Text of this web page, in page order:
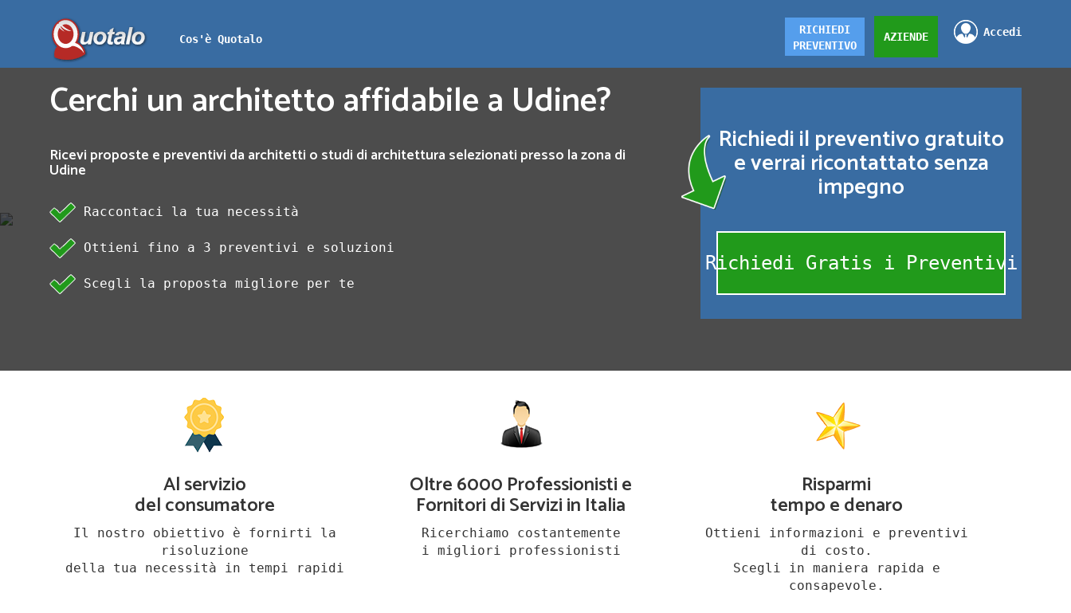
Cos'è Quotalo
Accedi
AZIENDE
RICHIEDI
PREVENTIVO
Cerchi un architetto affidabile a Udine?
Ricevi proposte e preventivi da architetti o studi di architettura selezionati presso la zona di
Udine
Raccontaci la tua necessità
Ottieni fino a 3 preventivi e soluzioni
Scegli la proposta migliore per te
Richiedi il preventivo gratuito
e verrai ricontattato senza
impegno
Richiedi Gratis i Preventivi
Al servizio
del consumatore
Il nostro obiettivo è fornirti la
risoluzione
della tua necessità in tempi rapidi
Oltre 6000 Professionisti e
Fornitori di Servizi in Italia
Ricerchiamo costantemente
i migliori professionisti
Risparmi
tempo e denaro
Ottieni informazioni e preventivi
di costo.
Scegli in maniera rapida e
consapevole.